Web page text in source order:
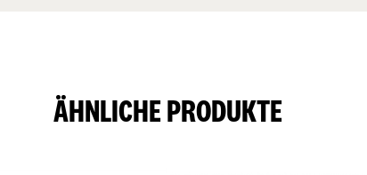
ÄHNLICHE PRODUKTE